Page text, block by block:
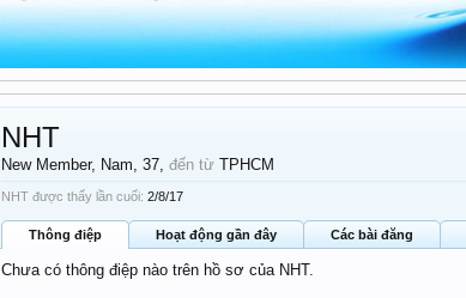
NHT
New Member, Nam, 37,đến từ TPHCM
NHT được thấy lần cuối: 2/8/17
Thông điệp Hoạt động gần đây Các bài đăng
Chưa có thông điệp nào trên hồ sơ của NHT.